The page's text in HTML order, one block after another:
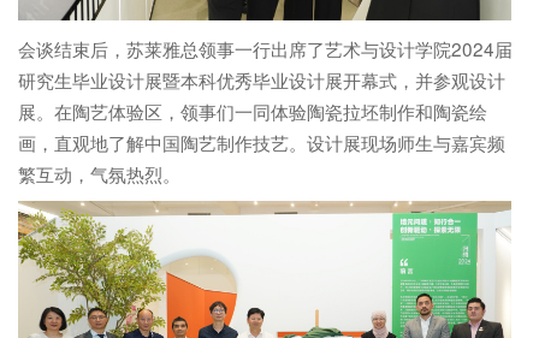
会谈结束后，苏莱雅总领事一行出席了艺术与设计学院2024届
研究生毕业设计展暨本科优秀毕业设计展开幕式，并参观设计
展。在陶艺体验区，领事们一同体验陶瓷拉坯制作和陶瓷绘
画，直观地了解中国陶艺制作技艺。设计展现场师生与嘉宾频
繁互动，气氛热烈。